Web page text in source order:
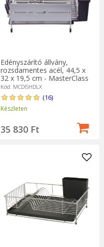
Edényszárító állvány,
rozsdamentes acél, 44,5 x
32 x 19,5 cm - MasterClass
Kód: MCDISHDLX
(16)
Készleten
35 830 Ft